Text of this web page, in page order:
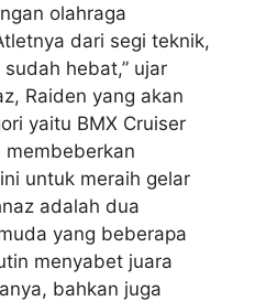
olahraga
dari segi teknik,
hebat,” ujar
Raiden yang akan
yaitu BMX Cruiser
membeberkan
untuk meraih gelar
adalah dua
yang beberapa
menyabet juara
bahkan juga